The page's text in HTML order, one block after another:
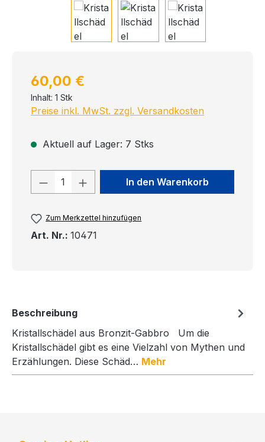
Regulärer Preis:
60,00 €
Inhalt: 1 Stk
Preise inkl. MwSt. zzgl. Versandkosten
Aktuell auf Lager: 7 Stks
Produkt Anzahl: Gib den
In den Warenkorb
Zum Merkzettel hinzufügen
Art. Nr.: 10471
Beschreibung
Kristallschädel aus Bronzit-Gabbro Um die
Kristallschädel gibt es eine Vielzahl von Mythen und
Erzählungen. Diese Schäd… Mehr